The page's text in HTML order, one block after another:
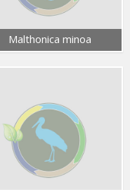
Malthonica minoa